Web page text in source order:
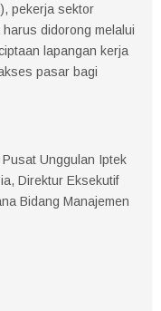
pekerja sektor
didorong melalui
lapangan kerja
pasar bagi
Unggulan Iptek
Direktur Eksekutif
Bidang Manajemen